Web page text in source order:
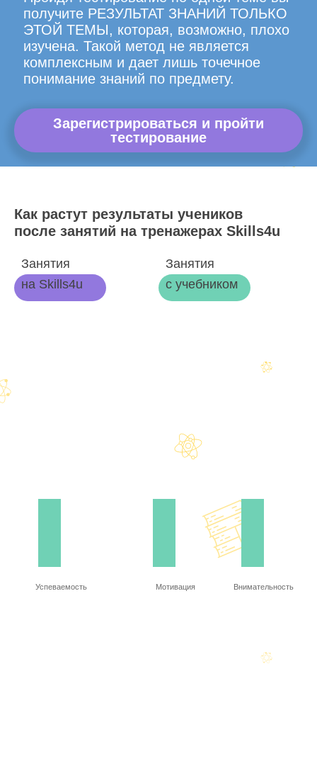
получите РЕЗУЛЬТАТ ЗНАНИЙ ТОЛЬКО
ЭТОЙ ТЕМЫ, которая, возможно, плохо
изучена. Такой метод не является
комплексным и дает лишь точечное
понимание знаний по предмету.
Зарегистрироваться и пройти
тестирование
Как растут результаты учеников
после занятий на тренажерах Skills4u
Занятия
на Skills4u
Занятия
с учебником
Успеваемость Мотивация Внимательность